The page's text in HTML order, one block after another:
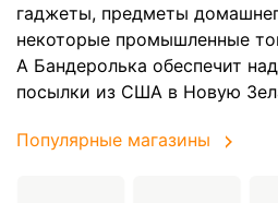
гаджеты, предметы
некоторые промышленные
А Бандеролька обеспечит
посылки из США в Новую
Популярные магазины